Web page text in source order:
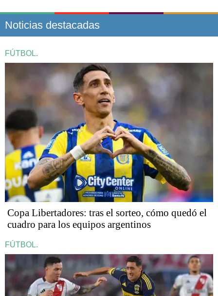
Noticias destacadas
FÚTBOL.
Copa Libertadores: tras el sorteo, cómo quedó el
cuadro para los equipos argentinos
FÚTBOL.